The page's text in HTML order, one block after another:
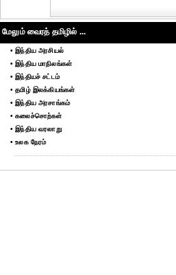
மேலும் வைரத் தமிழில் ...
• இந்திய அரசியல்
• இந்திய மாநிலங்கள்
• இந்தியச் சட்டம்
• தமிழ் இலக்கியங்கள்
• இந்திய அரசாங்கம்
• கலைச்சொற்கள்
• இந்திய வரலாறு
• உலக நேரம்